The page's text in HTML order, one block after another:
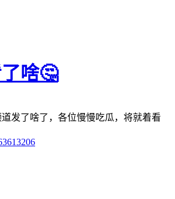
啥🤔
发了啥了，各位慢慢吃瓜，将就着看